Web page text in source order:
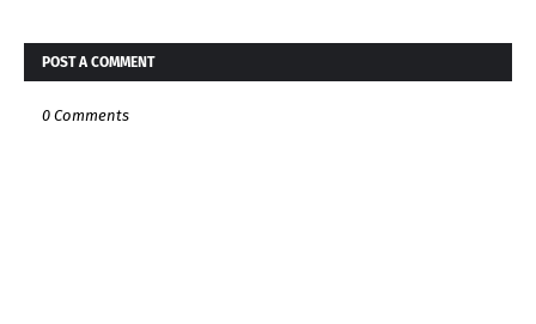
POST A COMMENT
0 Comments